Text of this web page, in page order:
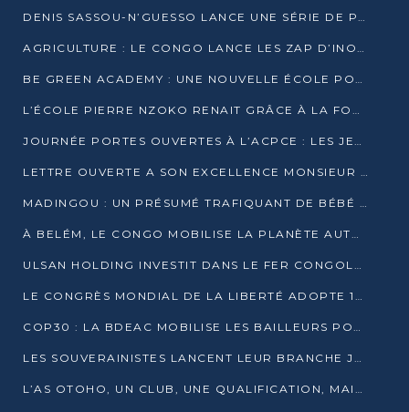
DENIS SASSOU-N’GUESSO LANCE UNE SÉRIE DE PROJETS DANS LE KOUILOU
AGRICULTURE : LE CONGO LANCE LES ZAP D’INONI ET YONO
BE GREEN ACADEMY : UNE NOUVELLE ÉCOLE POUR LES MÉTIERS DE L’ÉCOLOGIE À POINTE-NOIRE
L’ÉCOLE PIERRE NZOKO RENAIT GRÂCE À LA FONDATION MUCODEC
JOURNÉE PORTES OUVERTES À L’ACPCE : LES JEUNES EN IMMERSION DANS L’ENTREPRISE
LETTRE OUVERTE A SON EXCELLENCE MONSIEUR DENIS SASSOU NGUESSO, PRESIDENT DE LAREPUBLIQUE DU CONGO
MADINGOU : UN PRÉSUMÉ TRAFIQUANT DE BÉBÉ CHIMPANZÉ FIXÉ SUR SON SORT LE 20 NOVEMBRE
À BELÉM, LE CONGO MOBILISE LA PLANÈTE AUTOUR DU FONDS BLEU POUR LE BASSIN DU CONGO
ULSAN HOLDING INVESTIT DANS LE FER CONGOLAIS
LE CONGRÈS MONDIAL DE LA LIBERTÉ ADOPTE 14 RÉSOLUTIONS HISTORIQUES
COP30 : LA BDEAC MOBILISE LES BAILLEURS POUR LE FONDS BLEU DU BASSIN DU CONGO
LES SOUVERAINISTES LANCENT LEUR BRANCHE JEUNE À BRAZZAVILLE
L’AS OTOHO, UN CLUB, UNE QUALIFICATION, MAIS ENCORE DES DOUTES